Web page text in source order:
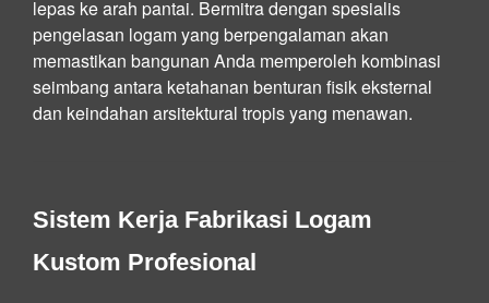
lepas ke arah pantai. Bermitra dengan spesialis
pengelasan logam yang berpengalaman akan
memastikan bangunan Anda memperoleh kombinasi
seimbang antara ketahanan benturan fisik eksternal
dan keindahan arsitektural tropis yang menawan.
Sistem Kerja Fabrikasi Logam
Kustom Profesional